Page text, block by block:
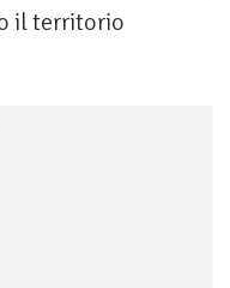
il territorio